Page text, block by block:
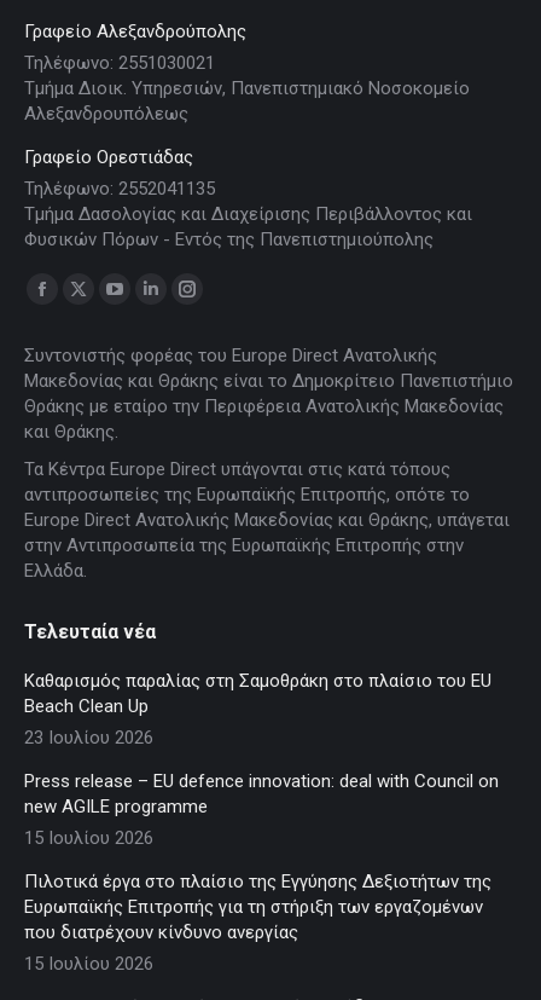
Γραφείο Αλεξανδρούπολης
Τηλέφωνο: 2551030021
Τμήμα Διοικ. Υπηρεσιών, Πανεπιστημιακό Νοσοκομείο
Αλεξανδρουπόλεως
Γραφείο Ορεστιάδας
Τηλέφωνο: 2552041135
Τμήμα Δασολογίας και Διαχείρισης Περιβάλλοντος και
Φυσικών Πόρων - Εντός της Πανεπιστημιούπολης
Find us on:
Facebook
opens
in
new
window
X
opens
new
window
YouTube
opens
in
new
window
Linkedin
opens
window
Instagram
opens
window
Συντονιστής φορέας του Europe Direct Ανατολικής
Μακεδονίας και Θράκης είναι το Δημοκρίτειο Πανεπιστήμιο
Θράκης με εταίρο την Περιφέρεια Ανατολικής Μακεδονίας
και Θράκης.
Τα Κέντρα Europe Direct υπάγονται στις κατά τόπους
αντιπροσωπείες της Ευρωπαϊκής Επιτροπής, οπότε το
Europe Direct Ανατολικής Μακεδονίας και Θράκης, υπάγεται
στην Αντιπροσωπεία της Ευρωπαϊκής Επιτροπής στην
Ελλάδα.
Τελευταία νέα
Καθαρισμός παραλίας στη Σαμοθράκη στο πλαίσιο του EU
Beach Clean Up
23 Ιουλίου 2026
Press release – EU defence innovation: deal with Council on
new AGILE programme
15 Ιουλίου 2026
Πιλοτικά έργα στο πλαίσιο της Εγγύησης Δεξιοτήτων της
Ευρωπαϊκής Επιτροπής για τη στήριξη των εργαζομένων
που διατρέχουν κίνδυνο ανεργίας
15 Ιουλίου 2026